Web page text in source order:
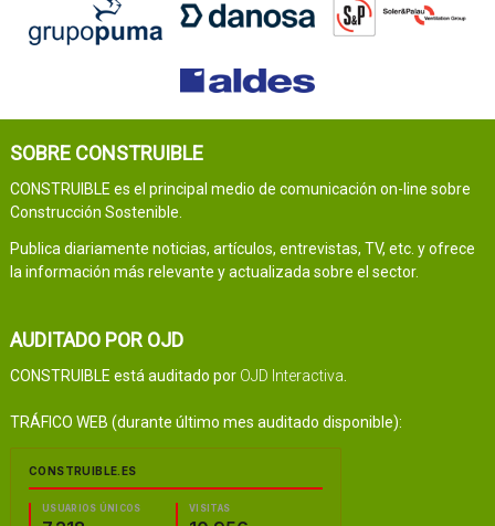
SOBRE CONSTRUIBLE
CONSTRUIBLE es el principal medio de comunicación on-line sobre
Construcción Sostenible.
Publica diariamente noticias, artículos, entrevistas, TV, etc. y ofrece
la información más relevante y actualizada sobre el sector.
AUDITADO POR OJD
CONSTRUIBLE está auditado por OJD Interactiva
TRÁFICO WEB (durante último mes auditado disponible):